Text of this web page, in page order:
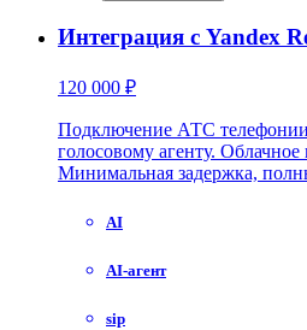
Интеграция с Yandex
120 000 ₽
Подключение АТС
голосовому агенту.
Минимальная задержка,
AI
AI-агент
sip